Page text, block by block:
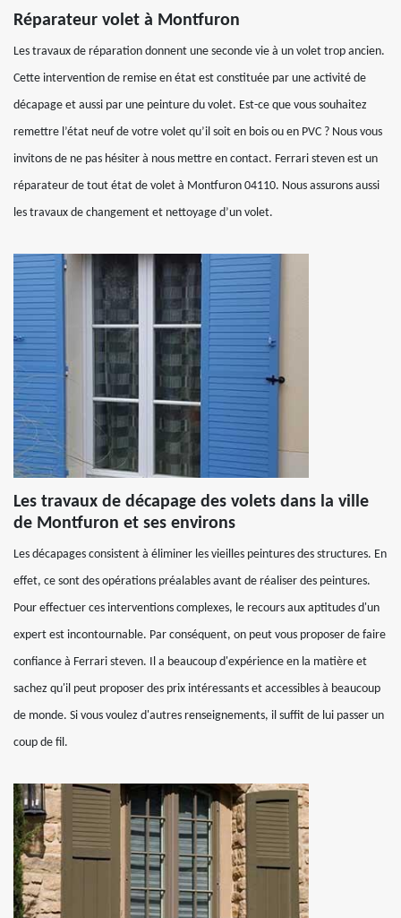
Réparateur volet à Montfuron
Les travaux de réparation donnent une seconde vie à un volet trop ancien.
Cette intervention de remise en état est constituée par une activité de
décapage et aussi par une peinture du volet. Est-ce que vous souhaitez
remettre l’état neuf de votre volet qu’il soit en bois ou en PVC ? Nous vous
invitons de ne pas hésiter à nous mettre en contact. Ferrari steven est un
réparateur de tout état de volet à Montfuron 04110. Nous assurons aussi
les travaux de changement et nettoyage d’un volet.
Les travaux de décapage des volets dans la ville
de Montfuron et ses environs
Les décapages consistent à éliminer les vieilles peintures des structures. En
effet, ce sont des opérations préalables avant de réaliser des peintures.
Pour effectuer ces interventions complexes, le recours aux aptitudes d'un
expert est incontournable. Par conséquent, on peut vous proposer de faire
confiance à Ferrari steven. Il a beaucoup d'expérience en la matière et
sachez qu'il peut proposer des prix intéressants et accessibles à beaucoup
de monde. Si vous voulez d'autres renseignements, il suffit de lui passer un
coup de fil.